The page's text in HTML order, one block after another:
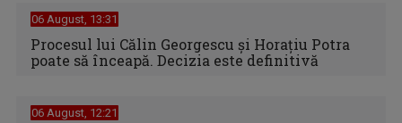
06 August, 13:31
Procesul lui Călin Georgescu și Horațiu Potra
poate să înceapă. Decizia este definitivă
06 August, 12:21